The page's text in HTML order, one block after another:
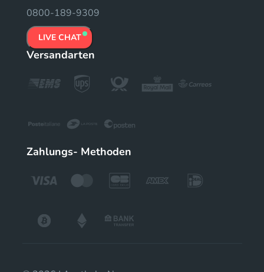
0800-189-9309
LIVE CHAT
Versandarten
Zahlungs- Methoden